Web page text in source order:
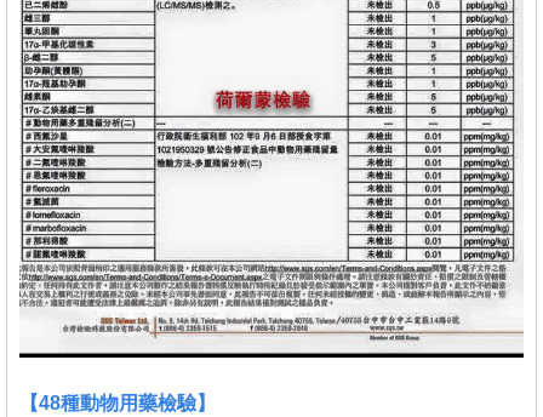
【48種動物用藥檢驗】